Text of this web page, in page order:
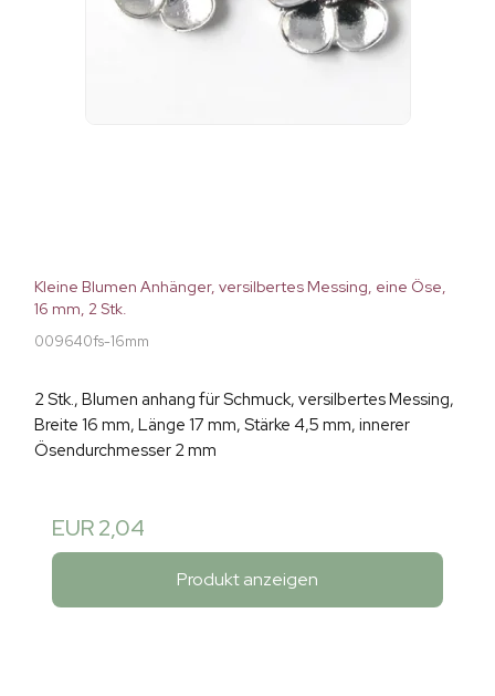
Kleine Blumen Anhänger, versilbertes Messing, eine Öse,
16 mm, 2 Stk.
009640fs-16mm
2 Stk., Blumen anhang für Schmuck, versilbertes Messing,
Breite 16 mm, Länge 17 mm, Stärke 4,5 mm, innerer
Ösendurchmesser 2 mm
EUR 2,04
Produkt anzeigen